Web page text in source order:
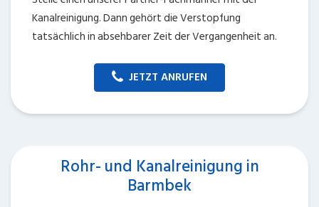
Kanalreinigung. Dann gehört die Verstopfung
tatsächlich in absehbarer Zeit der Vergangenheit an.
JETZT ANRUFEN
Rohr- und Kanalreinigung in
Barmbek